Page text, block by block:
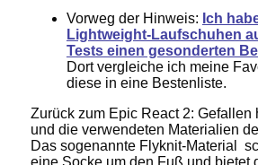
Vorweg der Hinweis: Ich
Lightweight-Laufschuhen
Tests einen gesonderten
Dort vergleiche ich meine
diese in eine Bestenliste.
Zurück zum Epic React 2: Gefallen
und die verwendeten Materialien
Das sogenannte Flyknit-Material